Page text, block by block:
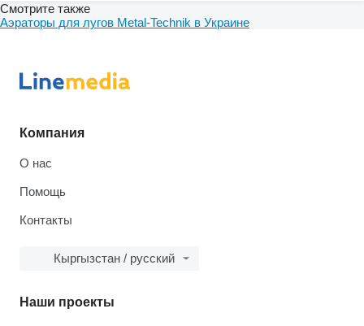
Смотрите также
Аэраторы для лугов Metal-Technik в Украине
Компания
О нас
Помощь
Контакты
Кыргызстан / русский
Наши проекты